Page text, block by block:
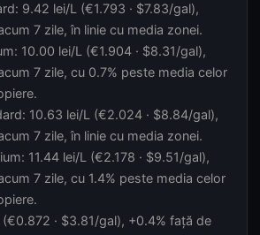
9.42 lei/L (€1.793 · $7.83/gal),
7 zile, în linie cu media zonei.
10.00 lei/L (€1.904 · $8.31/gal),
7 zile, cu 0.7% peste media celor
10.63 lei/L (€2.024 · $8.84/gal),
7 zile, în linie cu media zonei.
11.44 lei/L (€2.178 · $9.51/gal),
7 zile, cu 1.4% peste media celor
· $3.81/gal), +0.4% față de